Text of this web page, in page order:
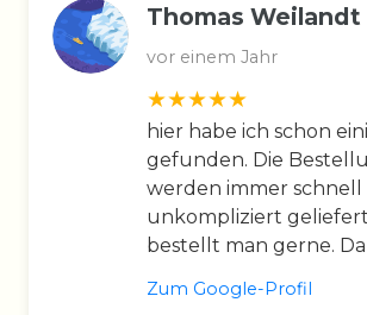
Thomas Weilandt
vor einem Jahr
hier habe ich schon
gefunden. Die
werden immer schnell
unkompliziert
bestellt man gerne.
Zum Google-Profil